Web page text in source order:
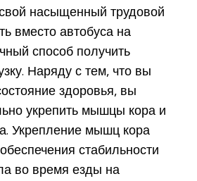
насыщенный трудовой
вместо автобуса на
способ получить
Наряду с тем, что вы
здоровья, вы
укрепить мышцы кора и
Укрепление мышц кора
стабильности
во время езды на